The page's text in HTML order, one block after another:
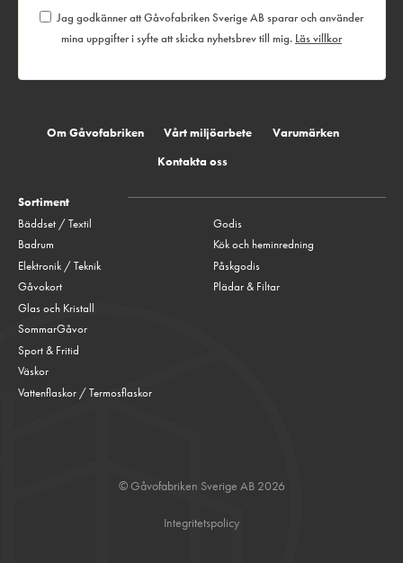
Jag godkänner att Gåvofabriken Sverige AB sparar och använder
mina uppgifter i syfte att skicka nyhetsbrev till mig. Läs villkor
Om Gåvofabriken Vårt miljöarbete
Varumärken
Kontakta oss
Sortiment
Bäddset / Textil
Badrum
Elektronik / Teknik
Gåvokort
Glas och Kristall
Godis
Kök och heminredning
Påskgodis
Plädar & Filtar
SommarGåvor
Sport & Fritid
Väskor
Vattenflaskor / Termosflaskor
© Gåvofabriken Sverige AB 2026
Integritetspolicy